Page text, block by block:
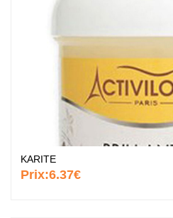
KARITE
Prix:6.37€